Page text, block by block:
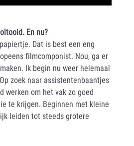
En nu?
Dat is best een eng
filmcomponist. Nou, ga er
Ik begin nu weer helemaal
zoek naar assistentenbaantjes
werken om het vak zo goed
te krijgen. Beginnen met kleine
leiden tot steeds grotere